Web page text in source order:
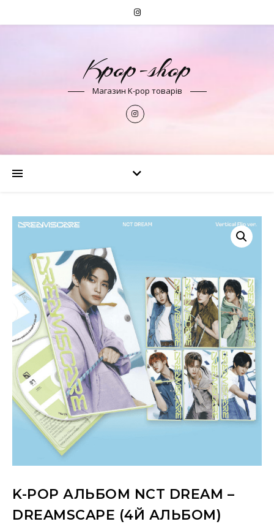
Kpop-shop
Магазин K-pop товарів
K-POP АЛЬБОМ NCT DREAM –
DREAMSCAPE (4Й АЛЬБОМ)